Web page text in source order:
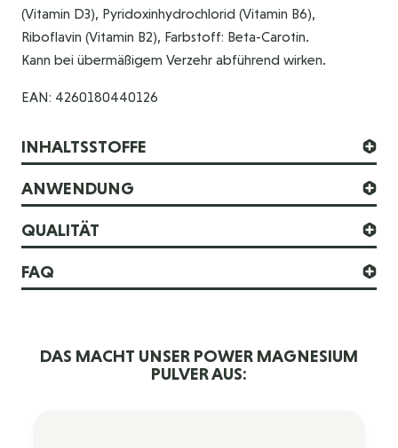
(Vitamin D3), Pyridoxinhydrochlorid (Vitamin B6),
Riboflavin (Vitamin B2), Farbstoff: Beta-Carotin.
Kann bei übermäßigem Verzehr abführend wirken.
EAN: 4260180440126
INHALTSSTOFFE
ANWENDUNG
QUALITÄT
FAQ
DAS MACHT UNSER POWER MAGNESIUM
PULVER AUS: